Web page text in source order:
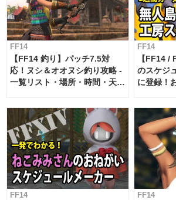
FF14
【FF14 釣り】パッチ7.5対
応！ヌシ＆オオヌシ釣り攻略 -
一覧リスト・場所・時間・天
FF14
【FF14 /
のスケジ
に登録！
FF14 FF14